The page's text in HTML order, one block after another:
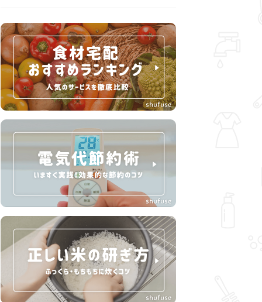
して、正しい食べ方を確認しましょ
う。大人の嗜みとして知っておきた
い新常識を解説します。